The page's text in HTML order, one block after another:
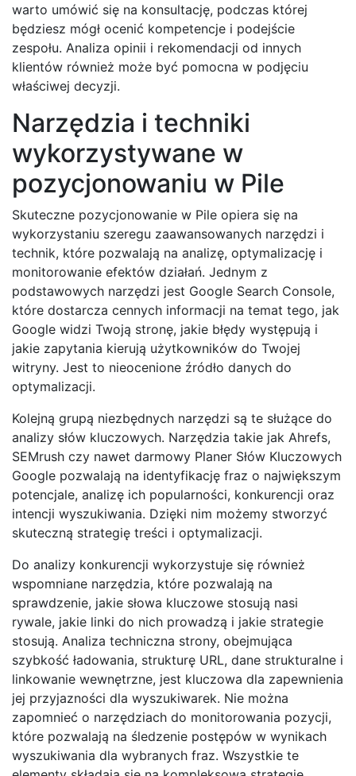
warto umówić się na konsultację, podczas której
będziesz mógł ocenić kompetencje i podejście
zespołu. Analiza opinii i rekomendacji od innych
klientów również może być pomocna w podjęciu
właściwej decyzji.
Narzędzia i techniki
wykorzystywane w
pozycjonowaniu w Pile
Skuteczne pozycjonowanie w Pile opiera się na
wykorzystaniu szeregu zaawansowanych narzędzi i
technik, które pozwalają na analizę, optymalizację i
monitorowanie efektów działań. Jednym z
podstawowych narzędzi jest Google Search Console,
które dostarcza cennych informacji na temat tego, jak
Google widzi Twoją stronę, jakie błędy występują i
jakie zapytania kierują użytkowników do Twojej
witryny. Jest to nieocenione źródło danych do
optymalizacji.
Kolejną grupą niezbędnych narzędzi są te służące do
analizy słów kluczowych. Narzędzia takie jak Ahrefs,
SEMrush czy nawet darmowy Planer Słów Kluczowych
Google pozwalają na identyfikację fraz o największym
potencjale, analizę ich popularności, konkurencji oraz
intencji wyszukiwania. Dzięki nim możemy stworzyć
skuteczną strategię treści i optymalizacji.
Do analizy konkurencji wykorzystuje się również
wspomniane narzędzia, które pozwalają na
sprawdzenie, jakie słowa kluczowe stosują nasi
rywale, jakie linki do nich prowadzą i jakie strategie
stosują. Analiza techniczna strony, obejmująca
szybkość ładowania, strukturę URL, dane strukturalne i
linkowanie wewnętrzne, jest kluczowa dla zapewnienia
jej przyjazności dla wyszukiwarek. Nie można
zapomnieć o narzędziach do monitorowania pozycji,
które pozwalają na śledzenie postępów w wynikach
wyszukiwania dla wybranych fraz. Wszystkie te